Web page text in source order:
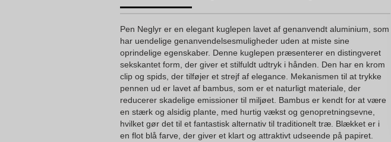
Pen Neglyr er en elegant kuglepen lavet af genanvendt aluminium, som
har uendelige genanvendelsesmuligheder uden at miste sine
oprindelige egenskaber. Denne kuglepen præsenterer en distingveret
sekskantet form, der giver et stilfuldt udtryk i hånden. Den har en krom
clip og spids, der tilføjer et strejf af elegance. Mekanismen til at trykke
pennen ud er lavet af bambus, som er et naturligt materiale, der
reducerer skadelige emissioner til miljøet. Bambus er kendt for at være
en stærk og alsidig plante, med hurtig vækst og genopretningsevne,
hvilket gør det til et fantastisk alternativ til traditionelt træ. Blækket er i
en flot blå farve, der giver et klart og attraktivt udseende på papiret.